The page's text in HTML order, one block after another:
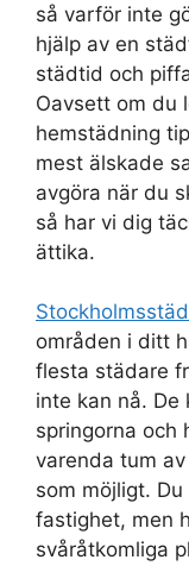
så varför inte
hjälp av en
städtid och
Oavsett om du
hemstädning
mest älskade
avgöra när du
så har vi dig
ättika.
områden i ditt
flesta städare
inte kan nå. De
springorna och
varenda tum
som möjligt.
fastighet, men
svåråtkomliga